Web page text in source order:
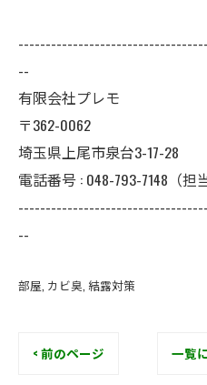
--
有限会社プレモ
〒362-0062
埼玉県上尾市泉台3-17-28
電話番号 : 048-793-7148（担
--
部屋 カビ臭 結露対策
< 前のページ 一覧